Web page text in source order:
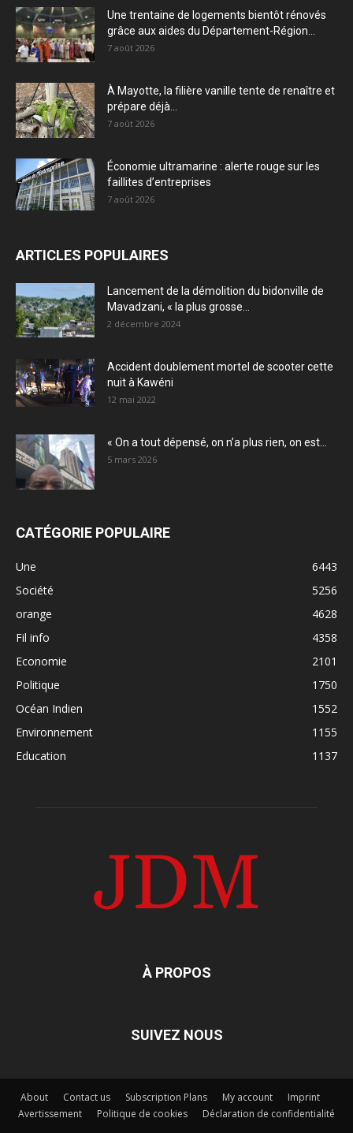
Une trentaine de logements bientôt rénovés
grâce aux aides du Département-Région...
7 août 2026
À Mayotte, la filière vanille tente de renaître et
prépare déjà...
7 août 2026
Économie ultramarine : alerte rouge sur les
faillites d’entreprises
7 août 2026
ARTICLES POPULAIRES
Lancement de la démolition du bidonville de
Mavadzani, « la plus grosse...
2 décembre 2024
Accident doublement mortel de scooter cette
nuit à Kawéni
12 mai 2022
« On a tout dépensé, on n’a plus rien, on est...
5 mars 2026
CATÉGORIE POPULAIRE
Une
6443
Société
5256
orange
4628
Fil info
4358
Economie
2101
Politique
1750
Océan Indien
1552
Environnement
1155
Education
1137
À PROPOS
SUIVEZ NOUS
About Contact us Subscription Plans My account
Imprint
Avertissement
Politique de cookies Déclaration de confidentialité